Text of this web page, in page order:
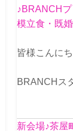
♪BRANCH
模立食・既
皆様こんに
BRANCHス
新会場♪茶屋